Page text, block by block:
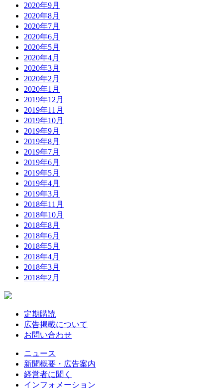
2020年9月
2020年8月
2020年7月
2020年6月
2020年5月
2020年4月
2020年3月
2020年2月
2020年1月
2019年12月
2019年11月
2019年10月
2019年9月
2019年8月
2019年7月
2019年6月
2019年5月
2019年4月
2019年3月
2018年11月
2018年10月
2018年8月
2018年6月
2018年5月
2018年4月
2018年3月
2018年2月
定期購読
広告掲載について
お問い合わせ
ニュース
新聞概要・広告案内
経営者に聞く
インフォメーション